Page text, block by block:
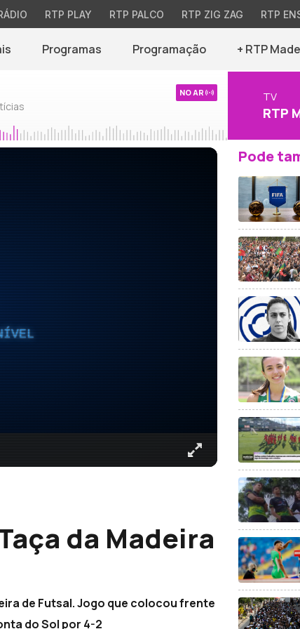
RTP PLAY RTP PALCO RTP ZIG ZAG RTP
Programas Programação + RTP
NO AR TV
RTP
da Madeira
de Futsal. Jogo que colocou frente
do Sol por 4-2
Pode